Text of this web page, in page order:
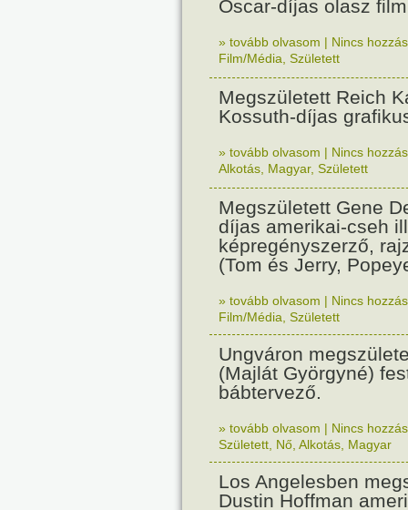
Oscar-díjas olasz
» tovább olvasom | Nincs
Film/Média Született
Megszületett Reich
Kossuth-díjas
» tovább olvasom | Nincs
Alkotás Magyar, Született
Megszületett Gene
díjas amerikai-cseh
képregényszerző,
(Tom és Jerry,
» tovább olvasom | Nincs
Film/Média Született
Ungváron
(Majlát Györgyné)
bábtervező.
» tovább olvasom | Nincs
Született Nő Alkotás Magyar
Los Angelesben
Dustin Hoffman